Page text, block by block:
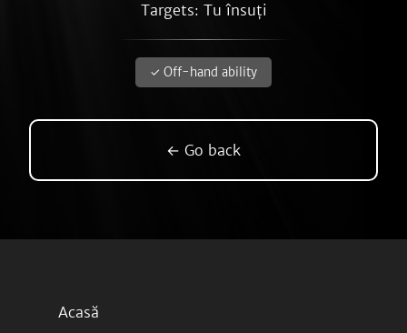
Targets: Tu însuți
✓ Off-hand ability
← Go back
Acasă